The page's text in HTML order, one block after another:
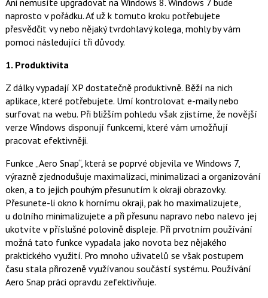
Ani nemusíte upgradovat na Windows 8. Windows 7 bude
naprosto v pořádku. Ať už k tomuto kroku potřebujete
přesvědčit vy nebo nějaký tvrdohlavý kolega, mohly by vám
pomoci následující tři důvody.
1. Produktivita
Z dálky vypadají XP dostatečně produktivně. Běží na nich
aplikace, které potřebujete. Umí kontrolovat e-maily nebo
surfovat na webu. Při bližším pohledu však zjistíme, že novější
verze Windows disponují funkcemi, které vám umožňují
pracovat efektivněji.
Funkce „Aero Snap“, která se poprvé objevila ve Windows 7,
výrazně zjednodušuje maximalizaci, minimalizaci a organizování
oken, a to jejich pouhým přesunutím k okraji obrazovky.
Přesunete-li okno k hornímu okraji, pak ho maximalizujete,
u dolního minimalizujete a při přesunu napravo nebo nalevo jej
ukotvíte v příslušné polovině displeje. Při prvotním používání
možná tato funkce vypadala jako novota bez nějakého
praktického využití. Pro mnoho uživatelů se však postupem
času stala přirozeně využívanou součástí systému. Používání
Aero Snap práci opravdu zefektivňuje.